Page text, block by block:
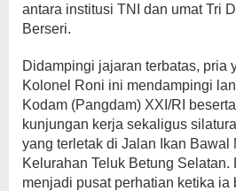
antara institusi TNI dan umat Tri
Berseri.
Didampingi jajaran terbatas, pria
Kolonel Roni ini mendampingi
Kodam (Pangdam) XXI/RI
kunjungan kerja sekaligus
yang terletak di Jalan Ikan Bawal
Kelurahan Teluk Betung Selatan.
menjadi pusat perhatian ketika ia